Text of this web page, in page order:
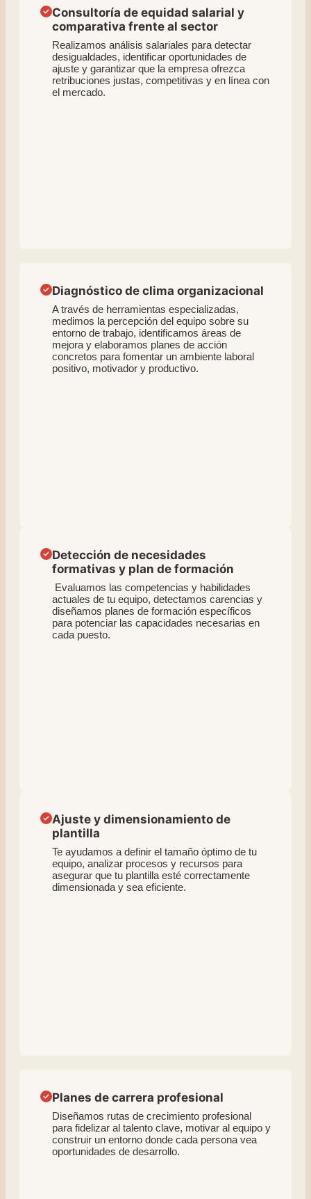
Consultoría de equidad salarial y
comparativa frente al sector
Realizamos análisis salariales para detectar
desigualdades, identificar oportunidades de
ajuste y garantizar que la empresa ofrezca
retribuciones justas, competitivas y en línea con
el mercado.
Diagnóstico de clima organizacional
A través de herramientas especializadas,
medimos la percepción del equipo sobre su
entorno de trabajo, identificamos áreas de
mejora y elaboramos planes de acción
concretos para fomentar un ambiente laboral
positivo, motivador y productivo.
Detección de necesidades
formativas y plan de formación
Evaluamos las competencias y habilidades
actuales de tu equipo, detectamos carencias y
diseñamos planes de formación específicos
para potenciar las capacidades necesarias en
cada puesto.
Ajuste y dimensionamiento de
plantilla
Te ayudamos a definir el tamaño óptimo de tu
equipo, analizar procesos y recursos para
asegurar que tu plantilla esté correctamente
dimensionada y sea eficiente.
Planes de carrera profesional
Diseñamos rutas de crecimiento profesional
para fidelizar al talento clave, motivar al equipo y
construir un entorno donde cada persona vea
oportunidades de desarrollo.